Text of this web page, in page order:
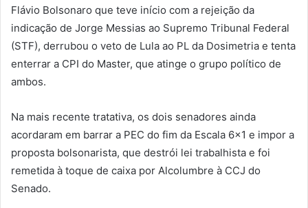
Flávio Bolsonaro que teve início com a rejeição da
indicação de Jorge Messias ao Supremo Tribunal Federal
(STF), derrubou o veto de Lula ao PL da Dosimetria e tenta
enterrar a CPI do Master, que atinge o grupo político de
ambos.
Na mais recente tratativa, os dois senadores ainda
acordaram em barrar a PEC do fim da Escala 6×1 e impor a
proposta bolsonarista, que destrói lei trabalhista e foi
remetida à toque de caixa por Alcolumbre à CCJ do
Senado.